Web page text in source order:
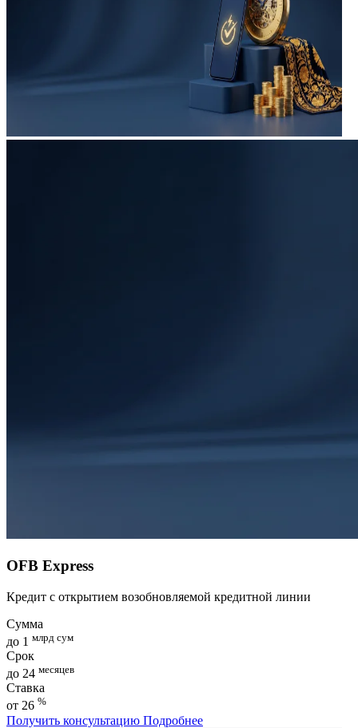
OFB Express
Кредит с открытием возобновляемой кредитной линии
Сумма
до 1 млрд сум
Срок
до 24 месяцев
Ставка
от 26 %
Получить консультацию Подробнее